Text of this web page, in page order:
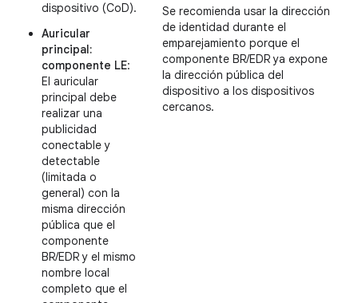
dispositivo (CoD).
Auricular
principal:
componente LE:
El auricular
principal debe
realizar una
publicidad
conectable y
detectable
(limitada o
general) con la
misma dirección
pública que el
componente
BR/EDR y el mismo
nombre local
completo que el
Se recomienda usar la dirección
de identidad durante el
emparejamiento porque el
componente BR/EDR ya expone
la dirección pública del
dispositivo a los dispositivos
cercanos.